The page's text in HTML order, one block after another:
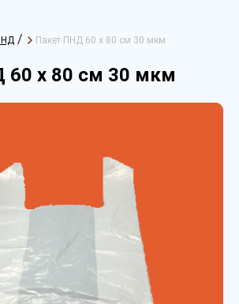
/ Пакет ПНД 60 х 80 см 30 мкм
60 х 80 см 30 мкм